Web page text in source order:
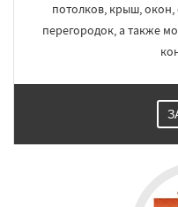
потолков, крыш,
перегородок, а также